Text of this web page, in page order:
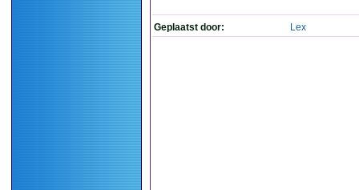
Geplaatst door: Lex